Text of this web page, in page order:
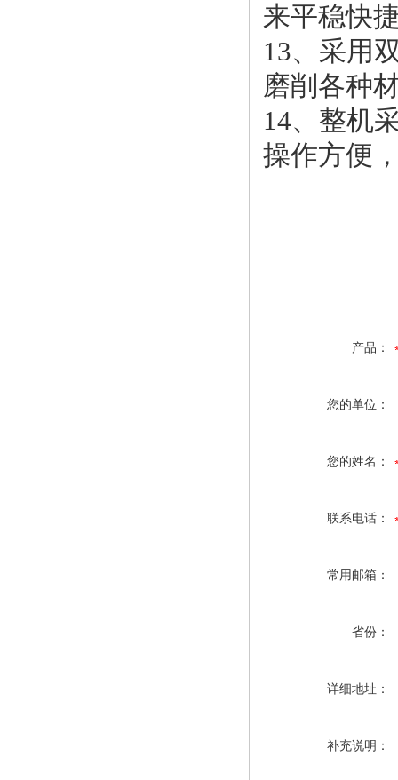
来平稳快
13、 采用
磨削各种
14、整机
操作方便
产品：
您的单位：
您的姓名：
联系电话：
常用邮箱：
省份：
详细地址：
补充说明：